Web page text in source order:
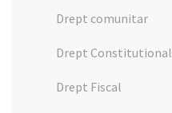
Drept comunitar
Drept Constitutional
Drept Fiscal